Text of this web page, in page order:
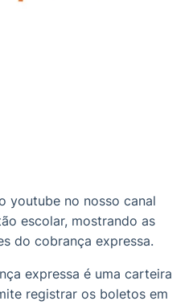
youtube no nosso canal
escolar, mostrando as
do cobrança expressa.
expressa é uma carteira
registrar os boletos em